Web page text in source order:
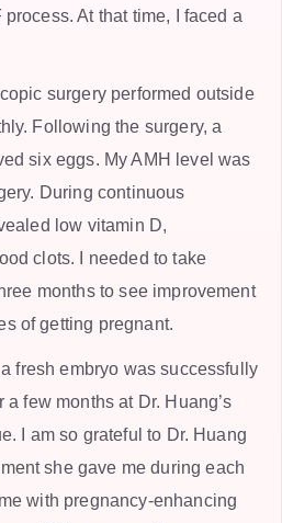
At that time, I faced a
surgery performed outside
Following the surgery, a
six eggs. My AMH level was
During continuous
low vitamin D,
clots. I needed to take
months to see improvement
of getting pregnant.
fresh embryo was successfully
few months at Dr. Huang’s
I am so grateful to Dr. Huang
she gave me during each
with pregnancy-enhancing